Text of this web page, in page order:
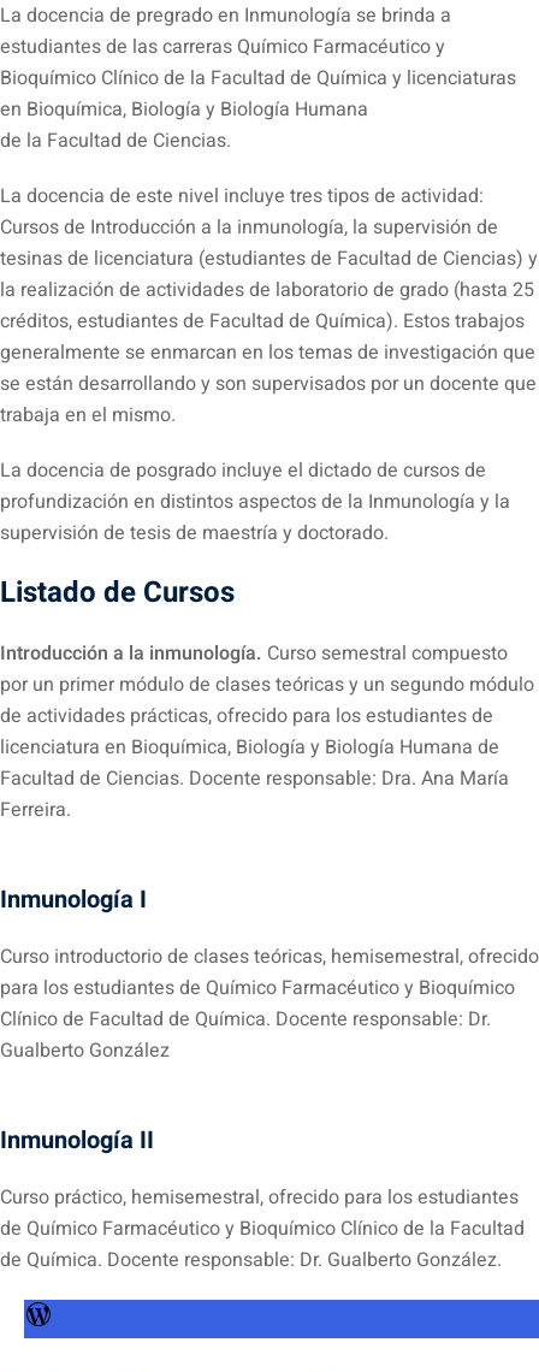
La docencia de pregrado en Inmunología se brinda a
estudiantes de las carreras Químico Farmacéutico y
Bioquímico Clínico de la Facultad de Química y licenciaturas
en Bioquímica, Biología y Biología Humana
de la Facultad de Ciencias.
La docencia de este nivel incluye tres tipos de actividad:
Cursos de Introducción a la inmunología, la supervisión de
tesinas de licenciatura (estudiantes de Facultad de Ciencias) y
la realización de actividades de laboratorio de grado (hasta 25
créditos, estudiantes de Facultad de Química). Estos trabajos
generalmente se enmarcan en los temas de investigación que
se están desarrollando y son supervisados por un docente que
trabaja en el mismo.
La docencia de posgrado incluye el dictado de cursos de
profundización en distintos aspectos de la Inmunología y la
supervisión de tesis de maestría y doctorado.
Listado de Cursos
Introducción a la inmunología. Curso semestral compuesto
por un primer módulo de clases teóricas y un segundo módulo
de actividades prácticas, ofrecido para los estudiantes de
licenciatura en Bioquímica, Biología y Biología Humana de
Facultad de Ciencias. Docente responsable: Dra. Ana María
Ferreira.
Inmunología I
Curso introductorio de clases teóricas, hemisemestral, ofrecido
para los estudiantes de Químico Farmacéutico y Bioquímico
Clínico de Facultad de Química. Docente responsable: Dr.
Gualberto González
Inmunología II
Curso práctico, hemisemestral, ofrecido para los estudiantes
de Químico Farmacéutico y Bioquímico Clínico de la Facultad
de Química. Docente responsable: Dr. Gualberto González.